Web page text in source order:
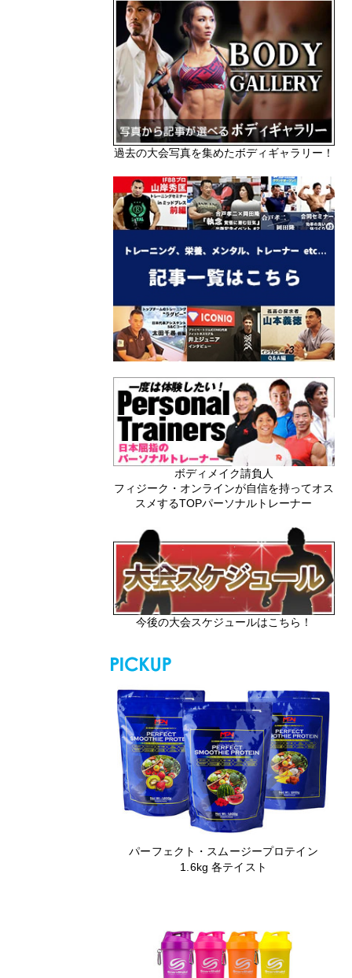
過去の大会写真を集めたボディギャラリー！
ボディメイク請負人
フィジーク・オンラインが自信を持ってオス
スメするTOPパーソナルトレーナー
今後の大会スケジュールはこちら！
パーフェクト・スムージープロテイン
1.6kg 各テイスト